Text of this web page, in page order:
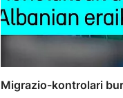
Migrazio-kontrolari